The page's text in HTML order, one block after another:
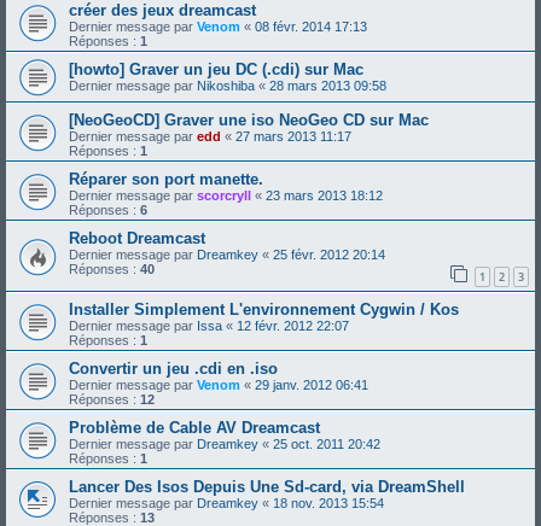
créer des jeux dreamcast
Dernier message par Venom « 08 févr. 2014 17:13
Réponses : 1
[howto] Graver un jeu DC (.cdi) sur Mac
Dernier message par Nikoshiba « 28 mars 2013 09:58
[NeoGeoCD] Graver une iso NeoGeo CD sur Mac
Dernier message par edd « 27 mars 2013 11:17
Réponses : 1
Réparer son port manette.
Dernier message par scorcryll « 23 mars 2013 18:12
Réponses : 6
Reboot Dreamcast
Dernier message par Dreamkey « 25 févr. 2012 20:14
Réponses : 40 1 2 3
Installer Simplement L'environnement Cygwin / Kos
Dernier message par Issa « 12 févr. 2012 22:07
Réponses : 1
Convertir un jeu .cdi en .iso
Dernier message par Venom « 29 janv. 2012 06:41
Réponses : 12
Problème de Cable AV Dreamcast
Dernier message par Dreamkey « 25 oct. 2011 20:42
Réponses : 1
Lancer Des Isos Depuis Une Sd-card, via DreamShell
Dernier message par Dreamkey « 18 nov. 2013 15:54
Réponses : 13